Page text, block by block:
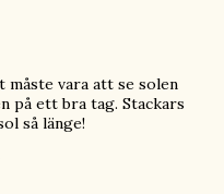
måste vara att se solen
på ett bra tag. Stackars
så länge!